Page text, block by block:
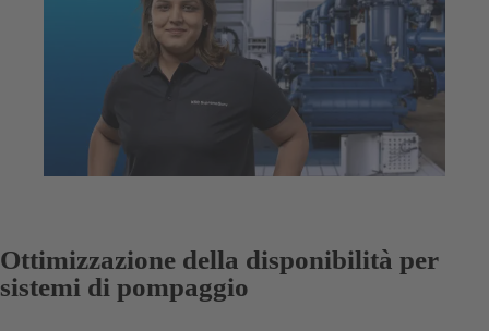
Ottimizzazione della disponibilità per
sistemi di pompaggio